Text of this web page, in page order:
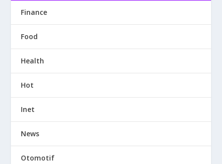
Finance
Food
Health
Hot
Inet
News
Otomotif